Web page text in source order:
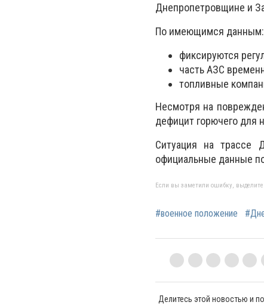
Днепропетровщине и
По имеющимся данным:
фиксируются
часть АЗС
топливные
Несмотря на
дефицит горючего для
Ситуация на трассе
официальные данные
Если вы заметили ошибку,
#военное положение
Делитесь этой новостью и